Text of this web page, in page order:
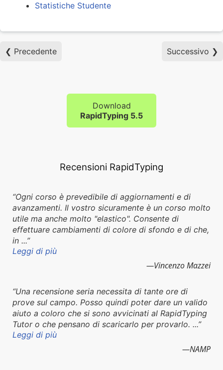
Statistiche Studente
❮ Precedente Successivo ❯
Download
RapidTyping 5.5
Recensioni RapidTyping
Ogni corso è prevedibile di aggiornamenti e di
avanzamenti. Il vostro sicuramente è un corso molto
utile ma anche molto "elastico". Consente di
effettuare cambiamenti di colore di sfondo e di che,
in ...
Leggi di più
Vincenzo Mazzei
Una recensione seria necessita di tante ore di
prove sul campo. Posso quindi poter dare un valido
aiuto a coloro che si sono avvicinati al RapidTyping
Tutor o che pensano di scaricarlo per provarlo. ...
Leggi di più
NAMP